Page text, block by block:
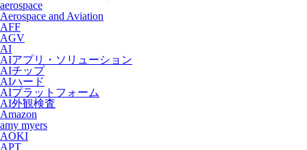
aerospace
Aerospace and Aviation
AFF
AGV
AI
AIアプリ・ソリューション
AIチップ
AIハード
AIプラットフォーム
AI外観検査
Amazon
amy myers
AOKI
APT